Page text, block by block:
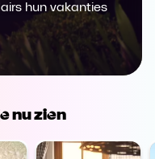
hun vakanties
nu zien